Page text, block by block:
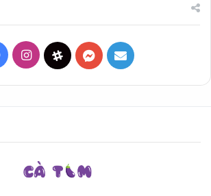
FacebookInstagramThreadsMessenger
Mail